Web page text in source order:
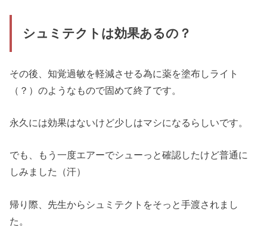
シュミテクトは効果あるの？
その後、知覚過敏を軽減させる為に薬を塗布しライト
（？）のようなもので固めて終了です。
永久には効果はないけど少しはマシになるらしいです。
でも、もう一度エアーでシューっと確認したけど普通に
しみました（汗）
帰り際、先生からシュミテクトをそっと手渡されまし
た。